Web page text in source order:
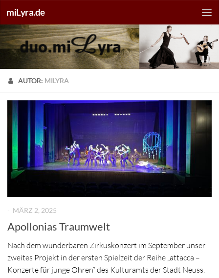
miLyra.de
AUTOR: MILYRA
MÄRZ 2, 2025
Apollonias Traumwelt
Nach dem wunderbaren Zirkuskonzert im September unser
zweites Projekt in der ersten Spielzeit der Reihe „attacca –
Konzerte für junge Ohren“ des Kulturamts der Stadt Neuss.